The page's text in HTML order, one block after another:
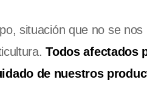
situación que no se
Todos afectados
de nuestros